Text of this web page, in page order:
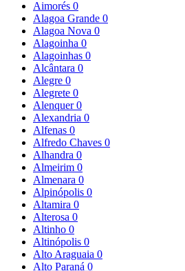
Aimorés 0
Alagoa Grande 0
Alagoa Nova 0
Alagoinha 0
Alagoinhas 0
Alcântara 0
Alegre 0
Alegrete 0
Alenquer0
Alexandria 0
Alfenas 0
Alfredo Chaves 0
Alhandra 0
Almeirim 0
Almenara 0
Alpinópolis 0
Altamira 0
Alterosa 0
Altinho 0
Altinópolis 0
Alto Araguaia 0
Alto Paraná 0